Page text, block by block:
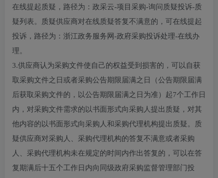
在线提起质疑，路径为：政采云-项目采购-询问质疑投诉-质
疑列表。质疑供应商对在线质疑答复不满意的，可在线提起
投诉，路径为：浙江政务服务网-政府采购投诉处理-在线办
理。
3.供应商认为采购文件使自己的权益受到损害的，可以自获
取采购文件之日或者采购公告期限届满之日（公告期限届满
后获取采购文件的，以公告期限届满之日为准）起7个工作日
内，对采购文件需求的以书面形式向采购人提出质疑，对其
他内容的以书面形式向采购人和采购代理机构提出质疑。质
疑供应商对采购人、采购代理机构的答复不满意或者采购
人、采购代理机构未在规定的时间内作出答复的，可以在答
复期满后十五个工作日内向同级政府采购监督管理部门投